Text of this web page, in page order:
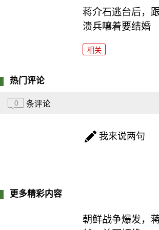
蒋介石逃台后，
溃兵嚷着要结婚
相关
热门评论
0 条评论
我来说两句
更多精彩内容
朝鲜战争爆发，